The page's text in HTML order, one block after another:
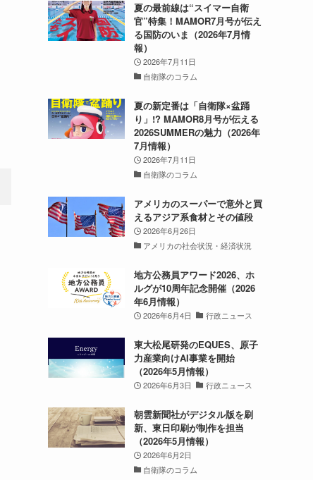
夏の最前線は“スイマー自衛
官”特集！MAMOR7月号が伝え
る国防のいま（2026年7月情
報）
2026年7月11日
自衛隊のコラム
夏の新定番は「自衛隊×盆踊
り」!? MAMOR8月号が伝える
2026SUMMERの魅力（2026年
7月情報）
2026年7月11日
自衛隊のコラム
アメリカのスーパーで意外と買
えるアジア系食材とその値段
2026年6月26日
アメリカの社会状況・経済状況
地方公務員アワード2026、ホ
ルグが10周年記念開催（2026
年6月情報）
2026年6月4日 行政ニュース
東大松尾研発のEQUES、原子
力産業向けAI事業を開始
（2026年5月情報）
2026年6月3日 行政ニュース
朝雲新聞社がデジタル版を刷
新、東日印刷が制作を担当
（2026年5月情報）
2026年6月2日
自衛隊のコラム